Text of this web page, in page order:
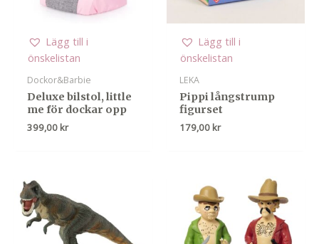
Lägg till i
önskelistan
Dockor&Barbie
Deluxe bilstol, little
me för dockar opp
399,00 kr
Lägg till i
önskelistan
LEKA
Pippi långstrump
figurset
179,00 kr